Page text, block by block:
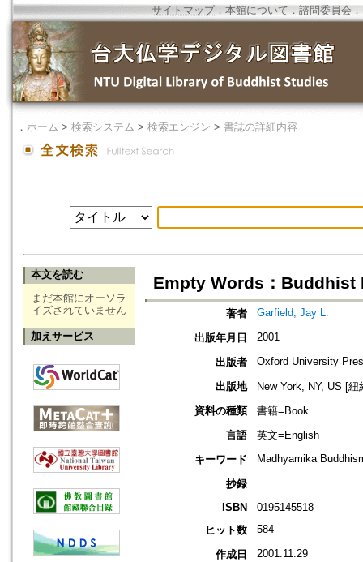
サイトマップ．本館について ． 諮問委員会 ．
． ホーム > 検索システム > 検索エンジン > 書誌の詳細内容
本文を読む
まだ本館にオーソラ
イズされていません
加えサービス
Empty Words：
著者 Garfield, Jay L.
出版年月日 2001
出版者 Oxford University
出版地
New York, NY, US [
資料の種類
書籍=Book
言語
英文=English
キーワード
Madhyamika
抄録
ISBN
0195145518
ヒット数
584
作成日 2001.11.29